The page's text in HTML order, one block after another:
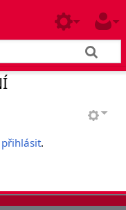
přihlásit.